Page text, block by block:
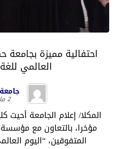
احتفالية مميزة بجامعة
العالمي للغة
2 مايو، 2026
المكلا/ إعلام الجامعة أحيت
مؤخرا، بالتعاون مع
المتفوقين، “اليوم